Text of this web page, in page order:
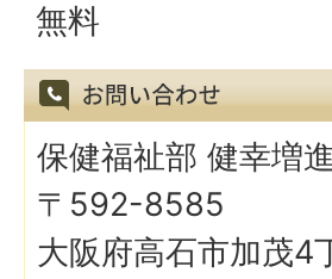
無料
保健福祉部 健幸増
〒592-8585
大阪府高石市加茂4